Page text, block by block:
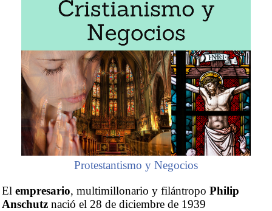
Protestantismo y Negocios
El empresario, multimillonario y filántropo Philip
Anschutz nació el 28 de diciembre de 1939